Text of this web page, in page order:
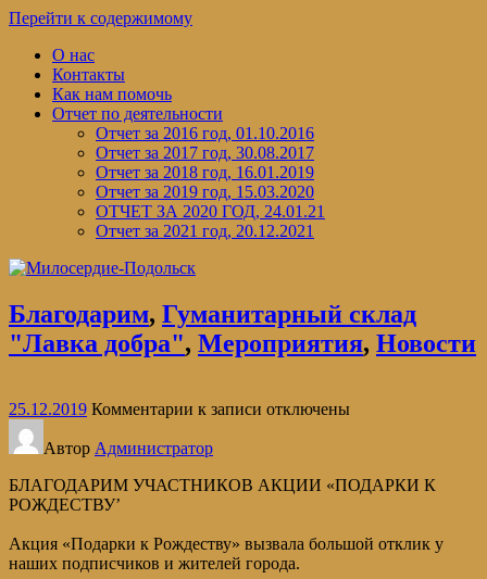
Перейти к содержимому
О нас
Контакты
Как нам помочь
Отчет по деятельности
Отчет за 2016 год, 01.10.2016
Отчет за 2017 год, 30.08.2017
Отчет за 2018 год, 16.01.2019
Отчет за 2019 год, 15.03.2020
ОТЧЕТ ЗА 2020 ГОД, 24.01.21
Отчет за 2021 год, 20.12.2021
Благодарим, Гуманитарный склад
"Лавка добра", Мероприятия, Новости
25.12.2019 Комментарии к записи отключены
Автор Администратор
БЛАГОДАРИМ УЧАСТНИКОВ АКЦИИ «ПОДАРКИ К
РОЖДЕСТВУ’
Акция «Подарки к Рождеству» вызвала большой отклик у
наших подписчиков и жителей города.